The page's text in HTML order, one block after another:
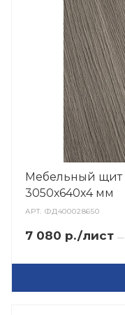
Мебельный щит
3050х640х4 мм
АРТ.ФД400028650
7 080 р./лист —